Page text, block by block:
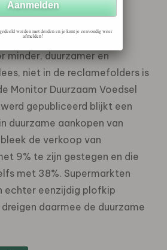
de duidelijke trend bij
minder, duurzamer en
niet in de reclamefolders is
Monitor Duurzaam Voedsel
gepubliceerd blijkt een
duurzame aankopen van
de verkoop van
9% te zijn gestegen en die
met 38%. Supermarkten
echter eenzijdig plofkip
daarmee de duurzame
worden met derden en je kunt je eenvoudig weer
afmelden!